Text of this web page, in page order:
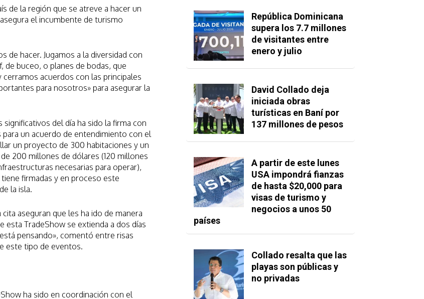
de la región que se atreve a hacer un
el incumbente de turismo
de hacer. Jugamos a la diversidad con
buceo, o planes de bodas, que
acuerdos con las principales
para nosotros» para asegurar la
del día ha sido la firma con
un acuerdo de entendimiento con el
un proyecto de 300 habitaciones y un
200 millones de dólares (120 millones
necesarias para operar),
tiene firmadas y en proceso este
la isla.
aseguran que les ha ido de manera
esta TradeShow se extienda a dos días
pensando», comentó entre risas
este tipo de eventos.
ha sido en coordinación con el
República Dominicana
supera los 7.7 millones
de visitantes entre
enero y julio
David Collado deja
iniciada obras
turísticas en Baní por
137 millones de pesos
A partir de este lunes
USA impondrá fianzas
de hasta $20,000 para
visas de turismo y
negocios a unos 50
países
Collado resalta que las
playas son públicas y
no privadas